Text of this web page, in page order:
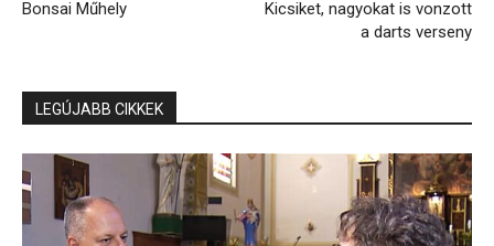
Bonsai Műhely
Kicsiket, nagyokat is vonzott
a darts verseny
LEGÚJABB CIKKEK